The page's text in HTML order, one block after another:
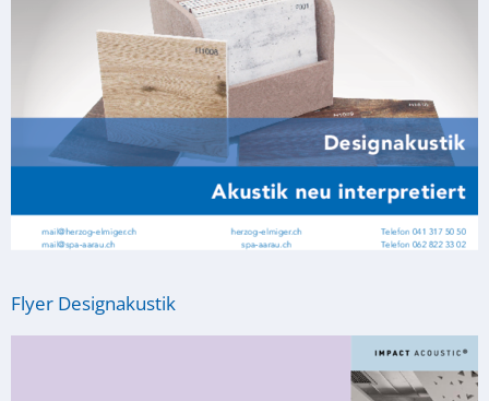
Flyer Designakustik